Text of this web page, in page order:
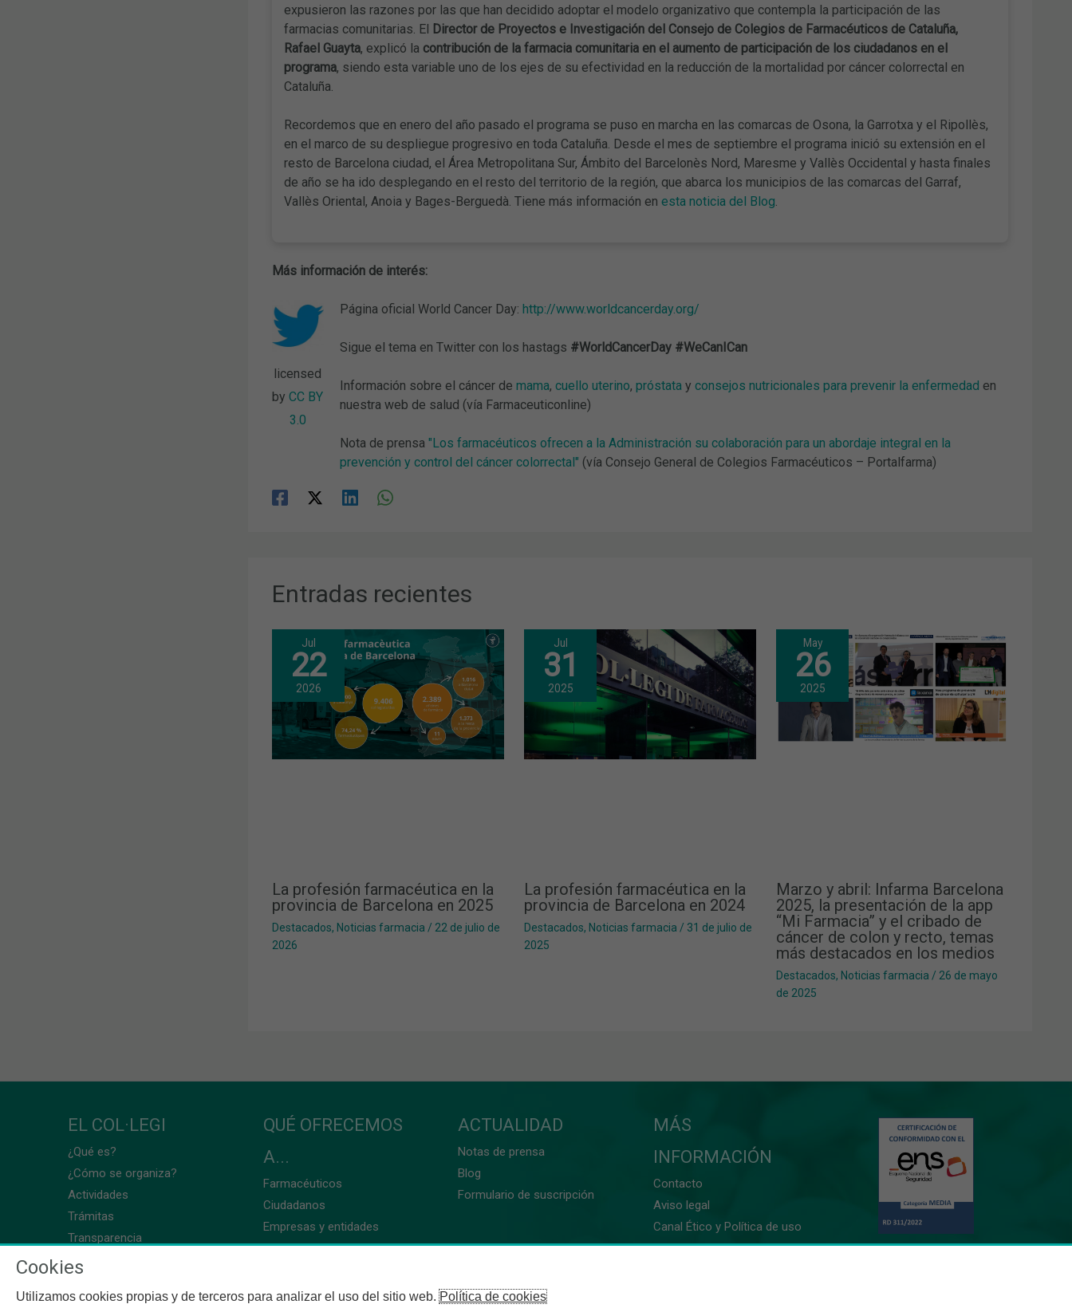
expusieron las razones por las que han decidido adoptar el modelo organizativo que contempla la participación de las
farmacias comunitarias. El
Director de Proyectos e Investigación del Consejo de Colegios de Farmacéuticos de Cataluña,
Rafael Guayta, explicó la contribución de la farmacia comunitaria en el aumento de participación de los ciudadanos en el
programa, siendo esta variable uno de los ejes de su efectividad en la reducción de la mortalidad por cáncer colorrectal en
Cataluña.
Recordemos que en enero del año pasado el programa se puso en marcha en las comarcas de Osona, la Garrotxa y el Ripollès,
en el marco de su despliegue progresivo en toda Cataluña. Desde el mes de septiembre el programa inició su extensión en el
resto de Barcelona ciudad, el Área Metropolitana Sur, Ámbito del Barcelonès Nord, Maresme y Vallès Occidental y hasta finales
de año se ha ido desplegando en el resto del territorio de la región, que abarca los municipios de las comarcas del Garraf,
Vallès Oriental, Anoia y Bages-Berguedà. Tiene más información en esta noticia del Blog.
Más información de interés:
licensed
byCC BY
3.0
Página oficial World Cancer Day: http://www.worldcancerday.org/
Sigue el tema en Twitter con los hastags #WorldCancerDay #WeCanICan
Información sobre el cáncer de mama, cuello uterino, próstatay consejos nutricionales para prevenir la enfermedad en
nuestra web de salud (vía Farmaceuticonline)
Nota de prensa "Los farmacéuticos ofrecen a la Administración su colaboración para un abordaje integral en la
prevención y control del cáncer colorrectal" (vía Consejo General de Colegios Farmacéuticos – Portalfarma)
Entradas recientes
Jul
22
2026
La profesión farmacéutica en la
provincia de Barcelona en 2025
Destacados, Noticias farmacia / 22 de julio de
2026
Jul
31
2025
La profesión farmacéutica en la
provincia de Barcelona en 2024
Destacados, Noticias farmacia / 31 de julio de
2025
May
26
2025
Marzo y abril: Infarma Barcelona
2025, la presentación de la app
“Mi Farmacia” y el cribado de
cáncer de colon y recto, temas
más destacados en los medios
Destacados, Noticias farmacia / 26 de mayo
de 2025
EL COL·LEGI
¿Qué es?
¿Cómo se organiza?
Actividades
Trámitas
Transparencia
QUÉ OFRECEMOS
A...
Farmacéuticos
Ciudadanos
Empresas y entidades
ACTUALIDAD
Notas de prensa
Blog
Formulario de suscripción
MÁS
INFORMACIÓN
Contacto
Aviso legal
Canal Ético y Política de uso
Cookies
Utilizamos cookies propias y de terceros para analizar el uso del sitio web.Política de cookies